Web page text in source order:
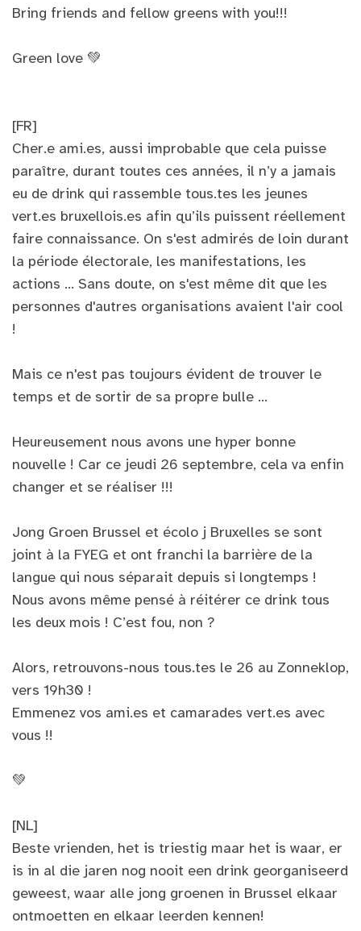
Bring friends and fellow greens with you!!!
Green love 💚
[FR]
Cher.e ami.es, aussi improbable que cela puisse
paraître, durant toutes ces années, il n’y a jamais
eu de drink qui rassemble tous.tes les jeunes
vert.es bruxellois.es afin qu’ils puissent réellement
faire connaissance. On s'est admirés de loin durant
la période électorale, les manifestations, les
actions ... Sans doute, on s'est même dit que les
personnes d'autres organisations avaient l'air cool
!
Mais ce n'est pas toujours évident de trouver le
temps et de sortir de sa propre bulle ...
Heureusement nous avons une hyper bonne
nouvelle ! Car ce jeudi 26 septembre, cela va enfin
changer et se réaliser !!!
Jong Groen Brussel et écolo j Bruxelles se sont
joint à la FYEG et ont franchi la barrière de la
langue qui nous séparait depuis si longtemps !
Nous avons même pensé à réitérer ce drink tous
les deux mois ! C’est fou, non ?
Alors, retrouvons-nous tous.tes le 26 au Zonneklop,
vers 19h30 !
Emmenez vos ami.es et camarades vert.es avec
vous !!
💚
[NL]
Beste vrienden, het is triestig maar het is waar, er
is in al die jaren nog nooit een drink georganiseerd
geweest, waar alle jong groenen in Brussel elkaar
ontmoetten en elkaar leerden kennen!